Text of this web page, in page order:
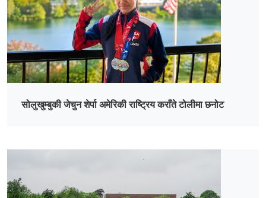
सोलुखुम्बुकी जेचुन शेर्पा अमेरिकी राष्ट्रिय कराँते टोलीमा छनोट